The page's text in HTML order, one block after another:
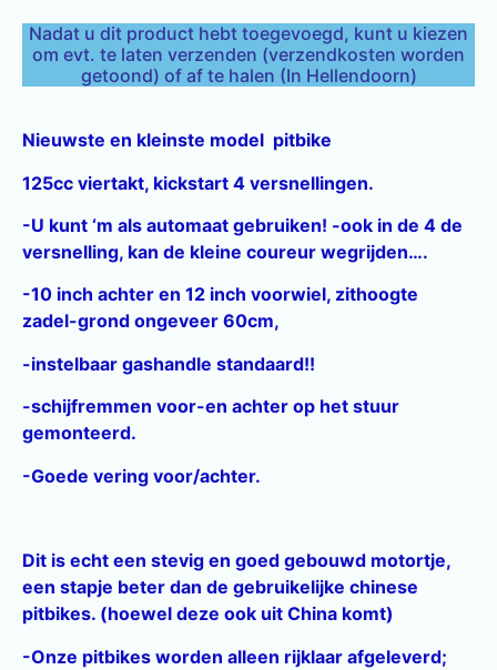
Nadat u dit product hebt toegevoegd, kunt u kiezen
om evt. te laten verzenden (verzendkosten worden
getoond) of af te halen (In Hellendoorn)
Nieuwste en kleinste model pitbike
125cc viertakt, kickstart 4 versnellingen.
-U kunt ‘m als automaat gebruiken! -ook in de 4 de
versnelling, kan de kleine coureur wegrijden….
-10 inch achter en 12 inch voorwiel, zithoogte
zadel-grond ongeveer 60cm,
-instelbaar gashandle standaard!!
-schijfremmen voor-en achter op het stuur
gemonteerd.
-Goede vering voor/achter.
Dit is echt een stevig en goed gebouwd motortje,
een stapje beter dan de gebruikelijke chinese
pitbikes. (hoewel deze ook uit China komt)
-Onze pitbikes worden alleen rijklaar afgeleverd;